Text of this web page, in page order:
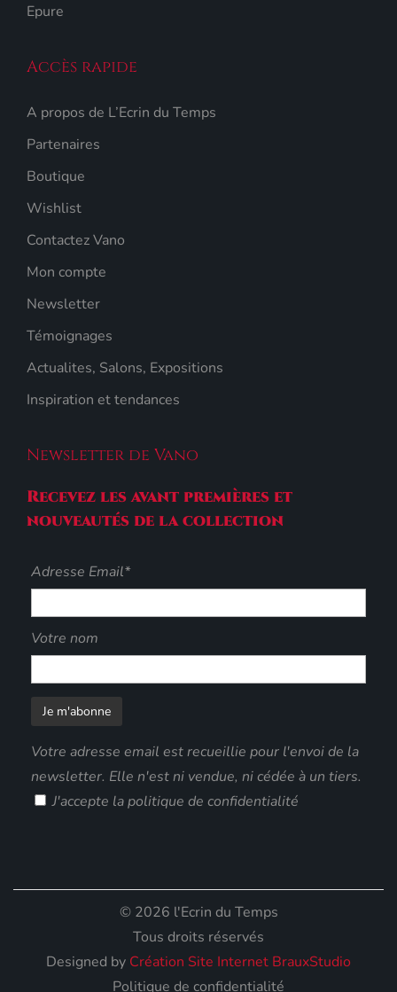
Epure
Accès rapide
A propos de L’Ecrin du Temps
Partenaires
Boutique
Wishlist
Contactez Vano
Mon compte
Newsletter
Témoignages
Actualites, Salons, Expositions
Inspiration et tendances
Newsletter de Vano
Recevez les avant premières et
nouveautés de la collection
Adresse Email*
Votre nom
Votre adresse email est recueillie pour l'envoi de la
newsletter. Elle n'est ni vendue, ni cédée à un tiers.
J'accepte la politique de confidentialité
© 2026 l'Ecrin du Temps
Tous droits réservés
Designed by Création Site Internet BrauxStudio
Politique de confidentialité